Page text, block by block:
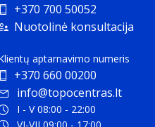
+370 700 50052
Nuotolinė konsultacija
aptarnavimo numeris
+370 660 00200
info@topocentras.lt
I - V 08:00 - 22:00